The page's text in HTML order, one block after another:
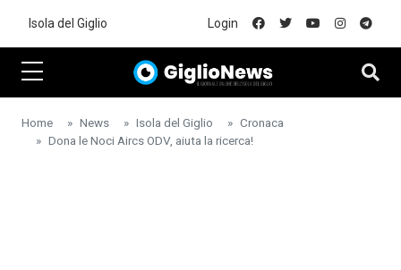
Isola del Giglio Login
Home News Isola del Giglio
Cronaca
Dona le Noci Aircs ODV, aiuta la ricerca!